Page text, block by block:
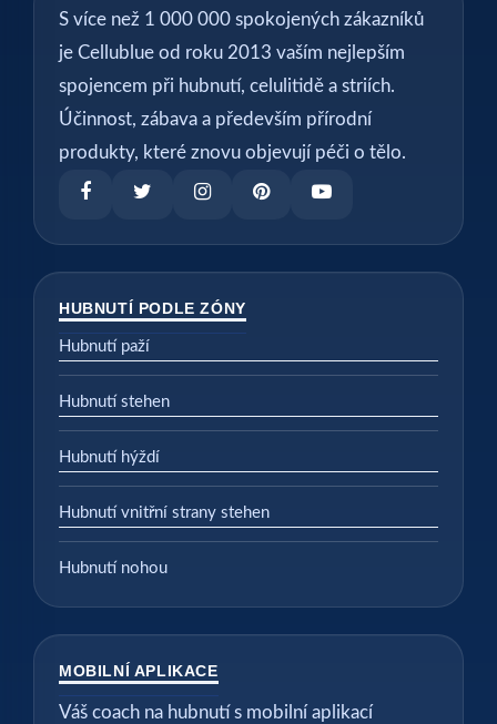
S více než 1 000 000 spokojených zákazníků
je Cellublue od roku 2013 vaším nejlepším
spojencem při hubnutí, celulitidě a striích.
Účinnost, zábava a především přírodní
produkty, které znovu objevují péči o tělo.
HUBNUTÍ PODLE ZÓNY
Hubnutí paží
Hubnutí stehen
Hubnutí hýždí
Hubnutí vnitřní strany stehen
Hubnutí nohou
MOBILNÍ APLIKACE
Váš coach na hubnutí s mobilní aplikací